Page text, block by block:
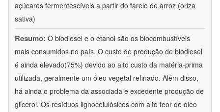
açúcares fermentescíveis a partir do farelo de arroz (oriza
sativa)
Resumo: O biodiesel e o etanol são os biocombustíveis
mais consumidos no país. O custo de produção de biodiesel
é ainda elevado(75%) devido ao alto custo da matéria-prima
utilizada, geralmente um óleo vegetal refinado. Além disso,
há ainda o problema da associada e excedente produção de
glicerol. Os resíduos lignocelulósicos com alto teor de óleo